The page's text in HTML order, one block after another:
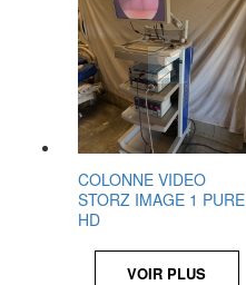
COLONNE VIDEO
STORZ IMAGE 1 PURE
HD
VOIR PLUS